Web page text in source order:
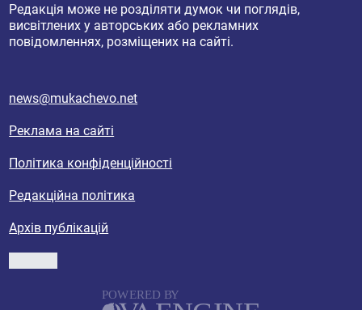
Редакція може не розділяти думок чи поглядів,
висвітлених у авторських або рекламних
повідомленнях, розміщених на сайті.
news@mukachevo.net
Реклама на сайті
Політика конфіденційності
Редакційна політика
Архів публікацій